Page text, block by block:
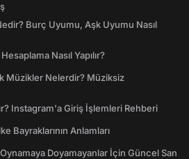
Burç Uyumu, Aşk Uyumu Nasıl
Nasıl Yapılır?
Müzikler Nelerdir? Müziksiz
Instagram'a Giriş İşlemleri Rehberi
Bayraklarının Anlamları
Doyamayanlar İçin Güncel San